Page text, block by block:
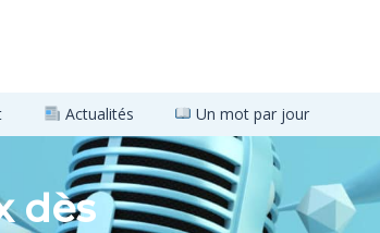
Actualités Un mot par jour
dès